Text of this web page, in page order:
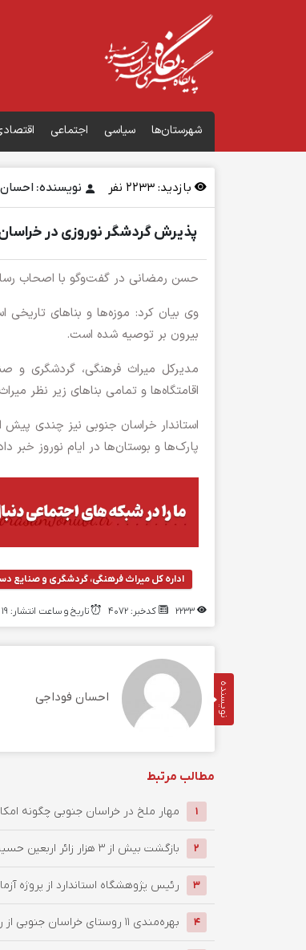
شهرستان‌ها سیاسی اجتماعی
بازدید: نفر نویسنده:
پذیرش گردشگر نوروزی در
حسن رمضانی در گفت‌وگو با اصحاب
وی بیان کرد: موزه‌ها و بناهای
بیرون بر توصیه شده است.
مدیرکل میراث فرهنگی، گردشگری و
اقامتگاه‌ها و تمامی بناهای زیر نظر
استاندار خراسان جنوبی نیز چندی پیش
پارک‌ها و بوستان‌ها در ایام نوروز خبر
اداره کل میراث فرهنگی، گردشگری و صنایع
کدخبر: 4072 تاریخ و ساعت انتشار: ۱۹ اسفند ۱۳۹۸ | 12:28
نویسنده احسان فوداجی
مطالب مرتبط
1 ‌مهار ملخ در خراسان جنوبی چگونه
2 بازگشت بیش از ۳ هزار زائر اربعین حسینی به خراسان جنوبی / ...
3 رئیس پژوهشگاه استاندارد از پروژه
4 بهره‌مندی ۱۱ روستای خراسان جنوبی از راه آسفالته در چهار ماهه ...